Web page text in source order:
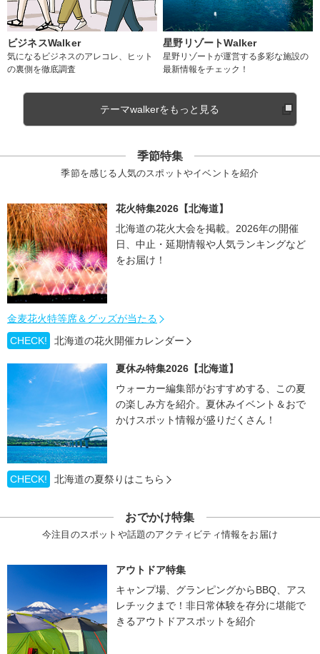
ビジネスWalker
気になるビジネスのアレコレ、ヒット
の裏側を徹底調査
星野リゾートWalker
星野リゾートが運営する多彩な施設の
最新情報をチェック！
テーマwalkerをもっと見る
季節特集
季節を感じる人気のスポットやイベントを紹介
花火特集2026【北海道】
北海道の花火大会を掲載。2026年の開催
日、中止・延期情報や人気ランキングなど
をお届け！
金麦花火特等席＆グッズが当たる
CHECK!
北海道の花火開催カレンダー
夏休み特集2026【北海道】
ウォーカー編集部がおすすめする、この夏
の楽しみ方を紹介。夏休みイベント＆おで
かけスポット情報が盛りだくさん！
CHECK! 北海道の夏祭りはこちら
おでかけ特集
今注目のスポットや話題のアクティビティ情報をお届け
アウトドア特集
キャンプ場、グランピングからBBQ、アス
レチックまで！非日常体験を存分に堪能で
きるアウトドアスポットを紹介